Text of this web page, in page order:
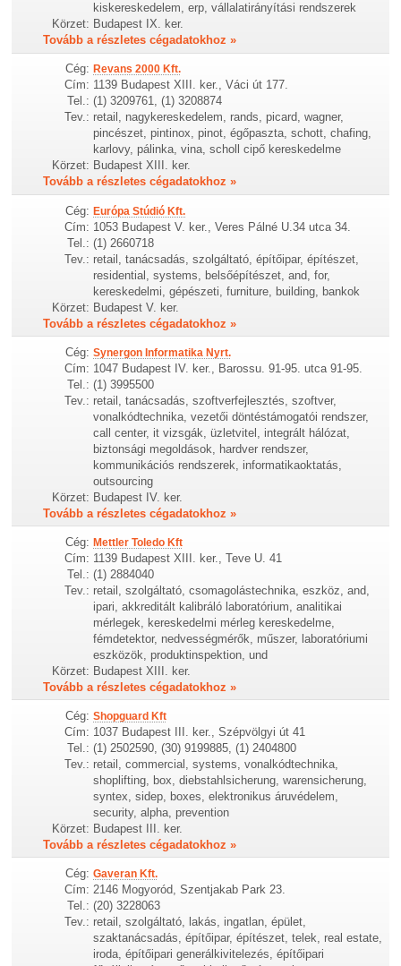
kiskereskedelem, erp, vállalatirányítási rendszerek
Körzet: Budapest IX. ker.
Tovább a részletes cégadatokhoz »
Cég: Revans 2000 Kft.
Cím: 1139 Budapest XIII. ker., Váci út 177.
Tel.: (1) 3209761, (1) 3208874
Tev.: retail, nagykereskedelem, rands, picard, wagner,
pincészet, pintinox, pinot, égőpaszta, schott, chafing,
karlovy, pálinka, vina, scholl cipő kereskedelme
Körzet: Budapest XIII. ker.
Tovább a részletes cégadatokhoz »
Cég: Európa Stúdió Kft.
Cím: 1053 Budapest V. ker., Veres Pálné U.34 utca 34.
Tel.: (1) 2660718
Tev.: retail, tanácsadás, szolgáltató, építőipar, építészet,
residential, systems, belsőépítészet, and, for,
kereskedelmi, gépészeti, furniture, building, bankok
Körzet: Budapest V. ker.
Tovább a részletes cégadatokhoz »
Cég: Synergon Informatika Nyrt.
Cím: 1047 Budapest IV. ker., Barossu. 91-95. utca 91-95.
Tel.: (1) 3995500
Tev.: retail, tanácsadás, szoftverfejlesztés, szoftver,
vonalkódtechnika, vezetői döntéstámogatói rendszer,
call center, it vizsgák, üzletvitel, integrált hálózat,
biztonsági megoldások, hardver rendszer,
kommunikációs rendszerek, informatikaoktatás,
outsourcing
Körzet: Budapest IV. ker.
Tovább a részletes cégadatokhoz »
Cég: Mettler Toledo Kft
Cím: 1139 Budapest XIII. ker., Teve U. 41
Tel.: (1) 2884040
Tev.: retail, szolgáltató, csomagolástechnika, eszköz, and,
ipari, akkreditált kalibráló laboratórium, analitikai
mérlegek, kereskedelmi mérleg kereskedelme,
fémdetektor, nedvességmérők, műszer, laboratóriumi
eszközök, produktinspektion, und
Körzet: Budapest XIII. ker.
Tovább a részletes cégadatokhoz »
Cég: Shopguard Kft
Cím: 1037 Budapest III. ker., Szépvölgyi út 41
Tel.: (1) 2502590, (30) 9199885, (1) 2404800
Tev.: retail, commercial, systems, vonalkódtechnika,
shoplifting, box, diebstahlsicherung, warensicherung,
syntex, sidep, boxes, elektronikus áruvédelem,
security, alpha, prevention
Körzet: Budapest III. ker.
Tovább a részletes cégadatokhoz »
Cég: Gaveran Kft.
Cím: 2146 Mogyoród, Szentjakab Park 23.
Tel.: (20) 3228063
Tev.: retail, szolgáltató, lakás, ingatlan, épület,
szaktanácsadás, építőipar, építészet, telek, real estate,
iroda, építőipari generálkivitelezés, építőipari